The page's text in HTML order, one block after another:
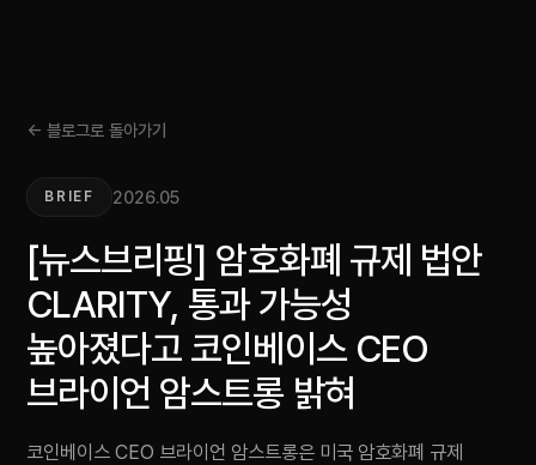
← 블로그로 돌아가기
BRIEF 2026.05
[뉴스브리핑] 암호화폐 규제 법안
CLARITY, 통과 가능성
높아졌다고 코인베이스 CEO
브라이언 암스트롱 밝혀
코인베이스 CEO 브라이언 암스트롱은 미국 암호화폐 규제